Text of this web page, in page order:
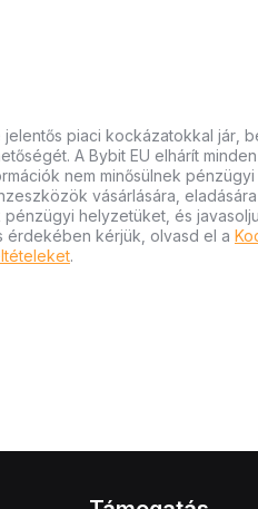
piaci kockázatokkal jár,
A Bybit EU elhárít minden
nem minősülnek pénzügyi
vásárlására,
helyzetüket, és
érdekében kérjük, olvasd el a
.